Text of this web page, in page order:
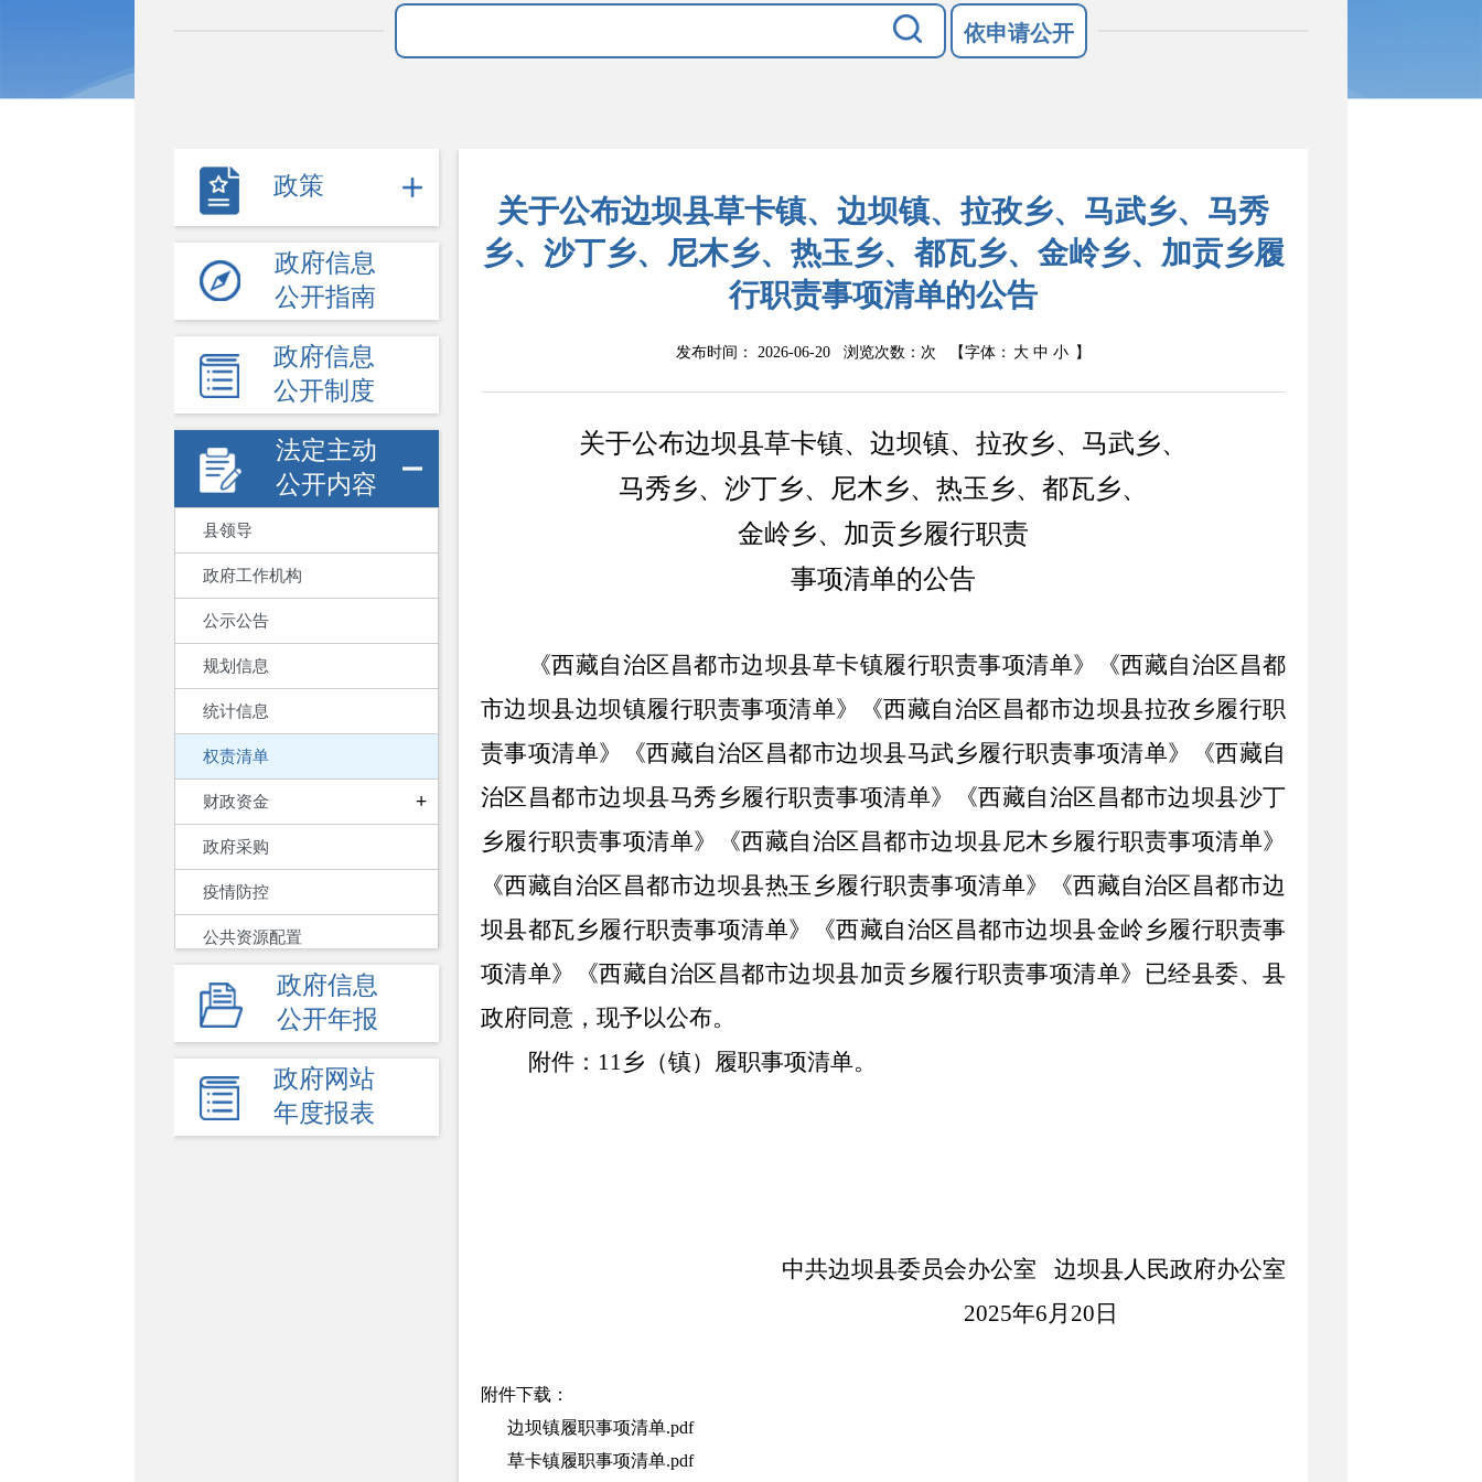
依申请公开
政策
政府信息
公开指南
政府信息
公开制度
法定主动
公开内容
县领导
政府工作机构
公示公告
规划信息
统计信息
权责清单
财政资金 +
政府采购
疫情防控
公共资源配置
重大建设项目
公益事业建设
其他主动公开内容
政府信息
公开年报
政府网站
年度报表
关于公布边坝县草卡镇、边坝镇、拉孜乡、马武乡、马秀
乡、沙丁乡、尼木乡、热玉乡、都瓦乡、金岭乡、加贡乡履
行职责事项清单的公告
发布时间： 2026-06-20 浏览次数： 次 【字体： 大 中 小 】
关于公布边坝县草卡镇、边坝镇、拉孜乡、马武乡、
马秀乡、沙丁乡、尼木乡、热玉乡、都瓦乡、
金岭乡、加贡乡履行职责
事项清单的公告
《西藏自治区昌都市边坝县草卡镇履行职责事项清单》《西藏自治区昌都
市边坝县边坝镇履行职责事项清单》《西藏自治区昌都市边坝县拉孜乡履行职
责事项清单》《西藏自治区昌都市边坝县马武乡履行职责事项清单》《西藏自
治区昌都市边坝县马秀乡履行职责事项清单》《西藏自治区昌都市边坝县沙丁
乡履行职责事项清单》《西藏自治区昌都市边坝县尼木乡履行职责事项清单》
《西藏自治区昌都市边坝县热玉乡履行职责事项清单》《西藏自治区昌都市边
坝县都瓦乡履行职责事项清单》《西藏自治区昌都市边坝县金岭乡履行职责事
项清单》《西藏自治区昌都市边坝县加贡乡履行职责事项清单》 已经县委、县
政府同意，现予以公布。
附件： 11乡（镇）履职事项清单。
中共边坝县委员会办公室
边坝县人民政府办公室
2025年6月20日
附件下载：
边坝镇履职事项清单.pdf
草卡镇履职事项清单.pdf